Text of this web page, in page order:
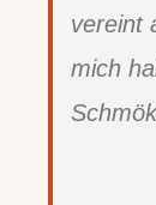
vereint
mich